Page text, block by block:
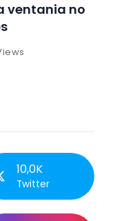
ventania no
10,0K
Twitter